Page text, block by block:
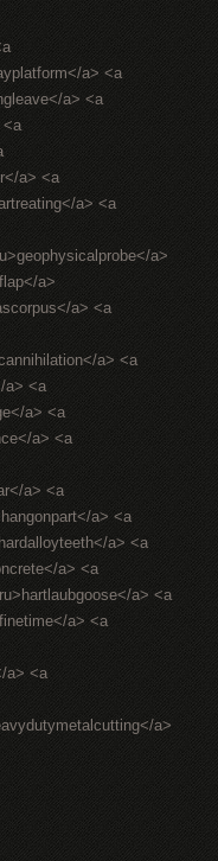
a> <a
a> <a
<a
a> <a
a> <a
a>
a>
a> <a
a> <a
a> <a
a> <a
a> <a
a> <a
a> <a
a> <a
a> <a
a> <a
a> <a
a> <a
a>